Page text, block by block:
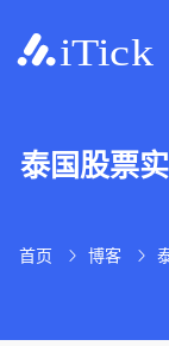
泰国股票
首页 博客